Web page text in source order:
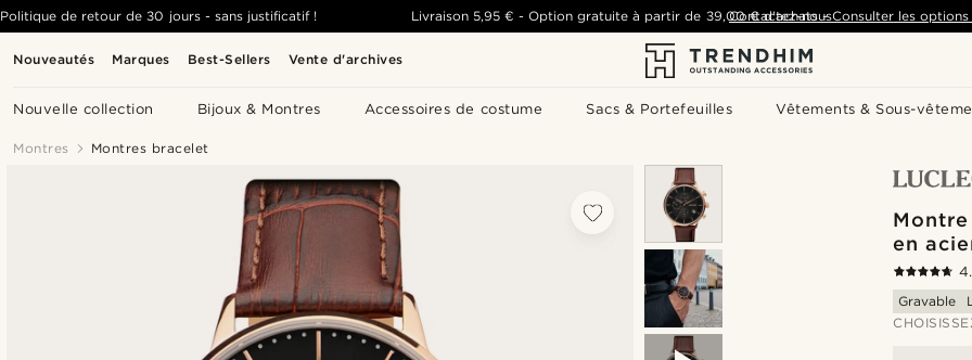
Nouveautés Marques Best-Sellers Vente d'archives
Nouvelle collection Bijoux & Montres Accessoires de costume Sacs & Portefeuilles Vêtements & Sous-
Politique de retour de 30 jours - sans justificatif ! Livraison 5,95 € -Option gratuite à partir de 39,00 € d'achats- Consulter les
Contactez-nous
Montres Montres bracelet
en
Gravable